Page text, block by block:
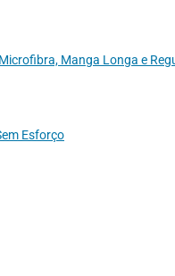
Manga Longa e
Esforço